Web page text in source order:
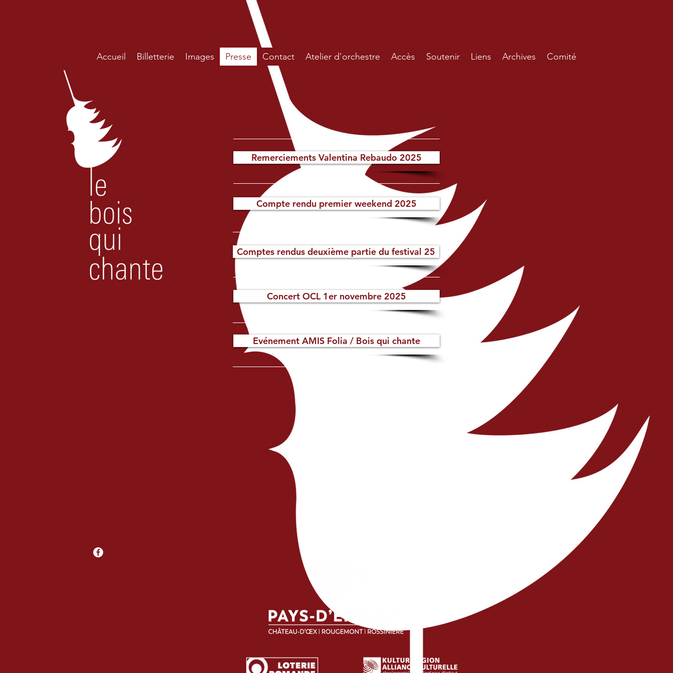
Accueil Billetterie Images Presse Contact Atelier d'orchestre Accès Soutenir Liens Archives Comité
Remerciements Valentina Rebaudo 2025
Compte rendu premier weekend 2025
Comptes rendus deuxième partie du festival 25
Concert OCL 1er novembre 2025
Evénement AMIS Folia / Bois qui chante